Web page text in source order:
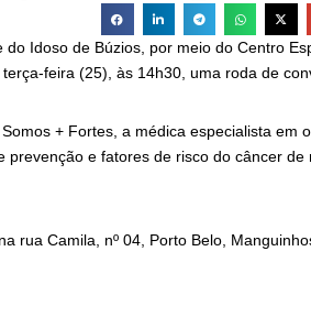
do Idoso de Búzios, por meio do Centro
feira (25), às 14h30, uma roda de
+ Fortes, a médica especialista em
prevenção e fatores de risco do câncer
rua Camila, nº 04, Porto Belo,